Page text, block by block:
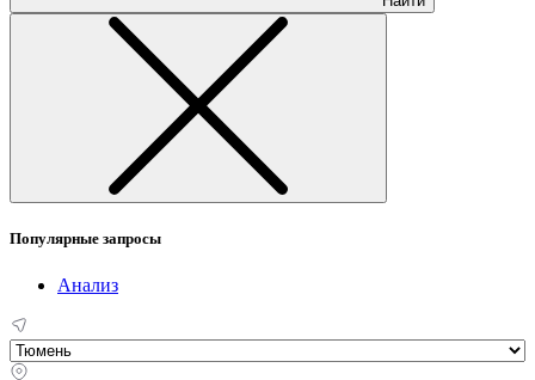
Популярные запросы
Анализ